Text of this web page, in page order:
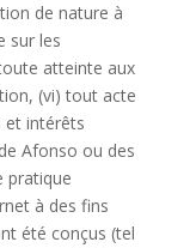
de nature à
sur les
atteinte aux
(vi) tout acte
et intérêts
Afonso ou des
pratique
à des fins
été conçus (tel